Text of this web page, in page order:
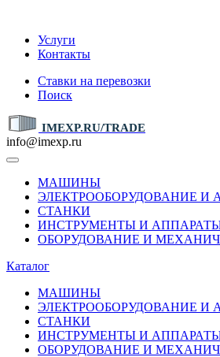
Услуги
Контакты
Ставки на перевозки
Поиск
IMEXP.RU/TRADE
info@imexp.ru
МАШИНЫ
ЭЛЕКТРООБОРУДОВАНИЕ И
СТАНКИ
ИНСТРУМЕНТЫ И
ОБОРУДОВАНИЕ И
Каталог
МАШИНЫ
ЭЛЕКТРООБОРУДОВАНИЕ И
СТАНКИ
ИНСТРУМЕНТЫ И
ОБОРУДОВАНИЕ И